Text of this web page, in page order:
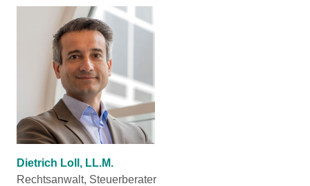
Dietrich Loll, LL.M.
Rechtsanwalt, Steuerberater